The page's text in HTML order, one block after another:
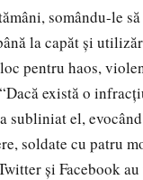
somându-le să
la capăt şi
pentru haos,
există o
subliniat el, evocând
soldate cu patru
şi Facebook